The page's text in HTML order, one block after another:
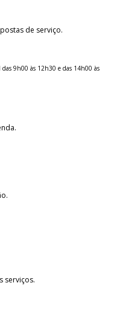
de serviço.
9h00 às 12h30 e das 14h00 às
serviços.